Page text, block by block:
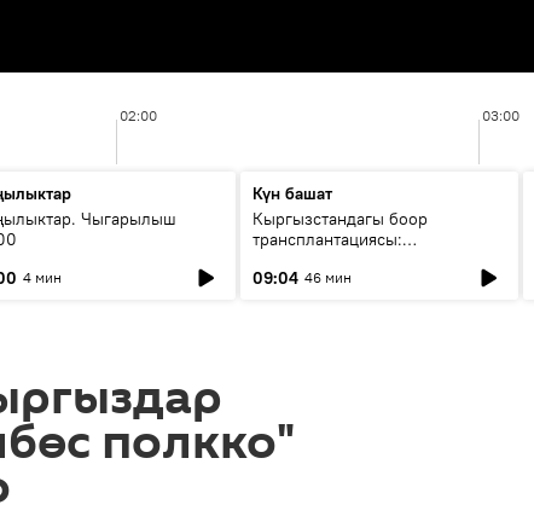
02:00 03:00
Чыгарылыш
4 мин
Күн башат
Кыргызстандагы боор
трансплантациясы:
келечеги
09:04 46 мин
полкко"